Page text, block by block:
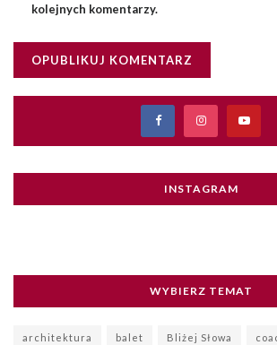
kolejnych komentarzy.
INSTAGRAM
WYBIERZ TEMAT
architektura balet Bliżej Słowa